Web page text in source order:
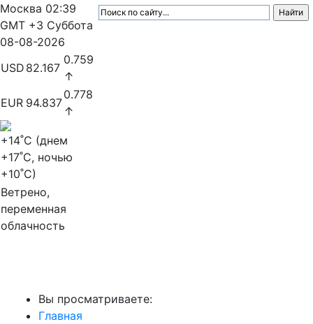
Москва 02:39
GMT +3 Суббота
08-08-2026
USD 82.167
0.759
↑
EUR 94.837
0.778
↑
+14˚C (днем
+17˚C, ночью
+10˚C)
Ветрено,
переменная
облачность
Вы просматриваете:
Главная